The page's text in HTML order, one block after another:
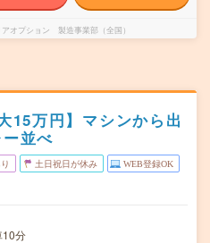
オプション 製造事業部（全国）
15万円】マシンから出
並べ
土日祝日が休み WEB登録OK
10分